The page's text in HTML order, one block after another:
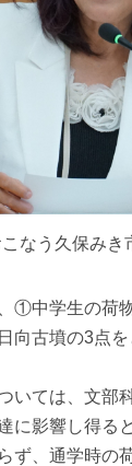
なう久保みき
①中学生の荷
向古墳の3点を
いては、文部
に影響し得る
ず、通学時の